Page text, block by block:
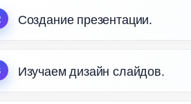
Создание презентации.
Изучаем дизайн слайдов.